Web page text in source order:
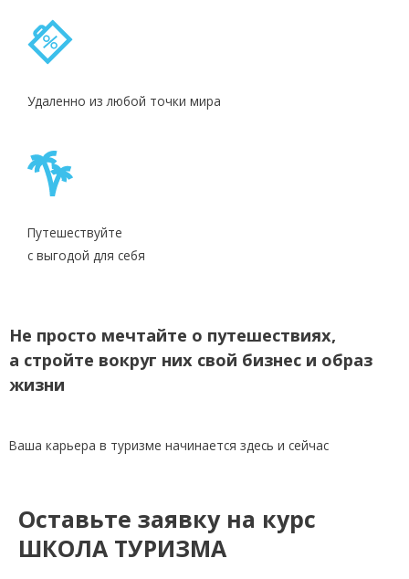
Удаленно из любой точки мира
Путешествуйте
с выгодой для себя
Не просто мечтайте о путешествиях,
а стройте вокруг них свой бизнес и образ
жизни
Ваша карьера в туризме начинается здесь и сейчас
Оставьте заявку на курс
ШКОЛА ТУРИЗМА